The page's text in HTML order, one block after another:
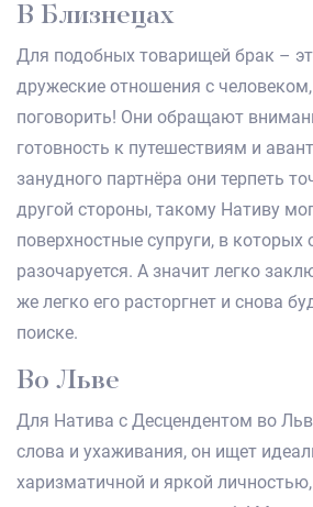
В Близнецах
Для подобных товарищей брак –
дружеские отношения с
поговорить! Они обращают
готовность к путешествиям и
занудного партнёра они терпеть
другой стороны, такому Нативу
поверхностные супруги, в которых
разочаруется. А значит легко
же легко его расторгнет и снова
поиске.
Во Льве
Для Натива с Десцендентом во
слова и ухаживания, он ищет
харизматичной и яркой